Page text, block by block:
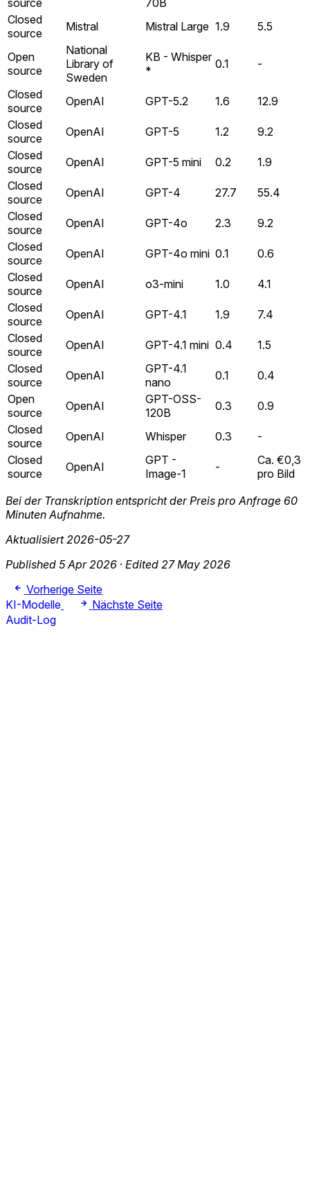
source 70B
Closed
source
Mistral Mistral Large 1.9 5.5
Open
source
National
Library of
Sweden
KB - Whisper
*
0.1 -
Closed
source
OpenAI GPT-5.2 1.6
12.9
Closed
source
OpenAI GPT-5 1.2
9.2
Closed
source
OpenAI GPT-5 mini 0.2
1.9
Closed
source
OpenAI GPT-4 27.7
55.4
Closed
source
OpenAI GPT-4o 2.3
9.2
Closed
source
OpenAI GPT-4o mini 0.1
0.6
Closed
source
OpenAI o3-mini 1.0
4.1
Closed
source
OpenAI GPT-4.1 1.9
7.4
Closed
source
OpenAI GPT-4.1 mini 0.4
1.5
Closed
source
OpenAI
GPT-4.1
nano
0.1
0.4
Open
source
OpenAI
GPT-OSS-
120B
0.3
0.9
Closed
source
OpenAI Whisper 0.3
-
Closed
source
OpenAI
GPT -
Image-1
-
Ca. €0,3
pro Bild
Bei der Transkription entspricht der Preis pro Anfrage 60
Minuten Aufnahme.
Aktualisiert 2026-05-27
Published 5 Apr 2026 · Edited 27 May 2026
Vorherige Seite
KI-Modelle
Nächste Seite
Audit-Log